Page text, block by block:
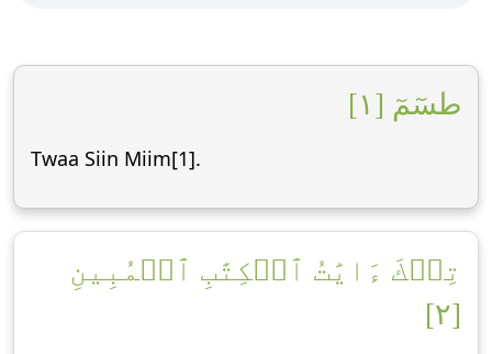
طسٓمٓ [١]
Twaa Siin Miim[1].
تِلۡكَ ءَايَٰتُ ٱلۡكِتَٰبِ ٱلۡمُبِينِ
[٢]